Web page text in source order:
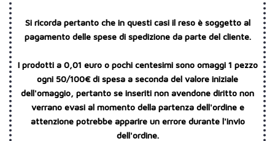
Si ricorda pertanto che in questi casi il reso è soggetto al
pagamento delle spese di spedizione da parte del cliente.
I prodotti a 0,01 euro o pochi centesimi sono omaggi 1 pezzo
ogni 50/100€ di spesa a seconda del valore iniziale
dell'omaggio, pertanto se inseriti non avendone diritto non
verrano evasi al momento della partenza dell'ordine e
attenzione potrebbe apparire un errore durante l'invio
dell'ordine.